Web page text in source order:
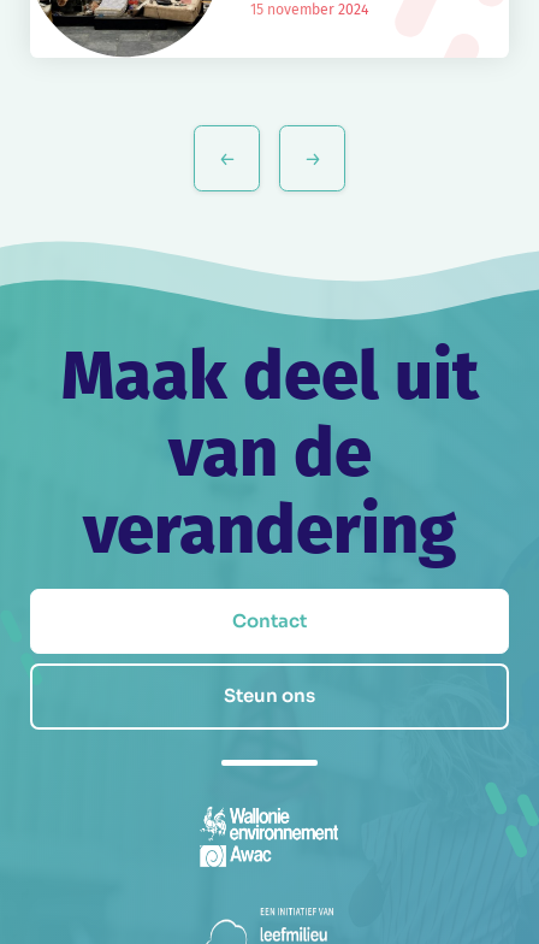
klimaatfinanciering in Bakoe
15 november 2024
Berichtennavigatie
Maak deel uit
van de
verandering
Contact
Steun ons